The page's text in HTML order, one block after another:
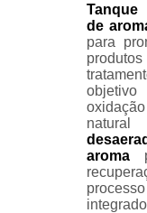
Tanque
de
para
aroma